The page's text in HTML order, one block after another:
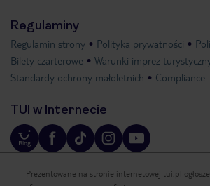
Regulaminy
Regulamin strony Polityka prywatności
Bilety czarterowe
Warunki imprez
Standardy ochrony małoletnich
Compliance
TUI w Internecie
Prezentowane na stronie internetowej tui.pl